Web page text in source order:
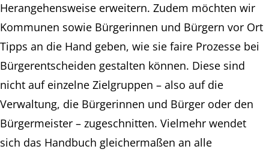
Herangehensweise erweitern. Zudem möchten wir
Kommunen sowie Bürgerinnen und Bürgern vor Ort
Tipps an die Hand geben, wie sie faire Prozesse bei
Bürgerentscheiden gestalten können. Diese sind
nicht auf einzelne Zielgruppen – also auf die
Verwaltung, die Bürgerinnen und Bürger oder den
Bürgermeister – zugeschnitten. Vielmehr wendet
sich das Handbuch gleichermaßen an alle